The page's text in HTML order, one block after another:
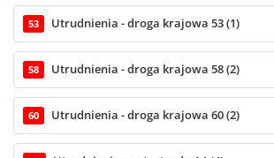
53 Utrudnienia - droga krajowa 53 (1)
58 Utrudnienia - droga krajowa 58 (2)
60 Utrudnienia - droga krajowa 60 (2)